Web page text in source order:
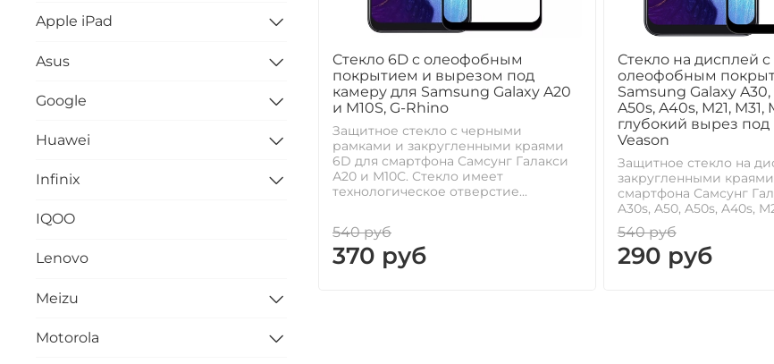
Cтекло 6D c олеофобным
покрытием и вырезом под
камеру для Samsung Galaxy A20
и M10S, G-Rhino
Защитное стекло с черными
рамками и закругленными краями
6D для смартфона Самсунг Галакси
А20 и М10С. Стекло имеет
технологическое отверстие...
540 руб
370 руб
Стекло на дисплей c
олеофобным
Samsung Galaxy A30,
A50s, A40s, M21, M31,
глубокий вырез под
Veason
Защитное стекло на
закругленными
смартфона Самсунг
A30s, A50, A50s, A40s,
540 руб
290 руб
Apple iPad
Asus
Google
Huawei
Infinix
IQOO
Lenovo
Meizu
Motorola